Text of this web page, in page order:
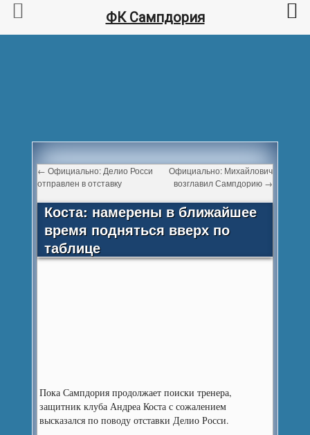
← Официально: Делио Росси
отправлен в отставку
Официально: Михайлович
возглавил Сампдорию →
Коста: намерены в ближайшее
время подняться вверх по
таблице
Пока Сампдория продолжает поиски тренера,
защитник клуба Андреа Коста с сожалением
высказался по поводу отставки Делио Росси.
ФК Сампдория